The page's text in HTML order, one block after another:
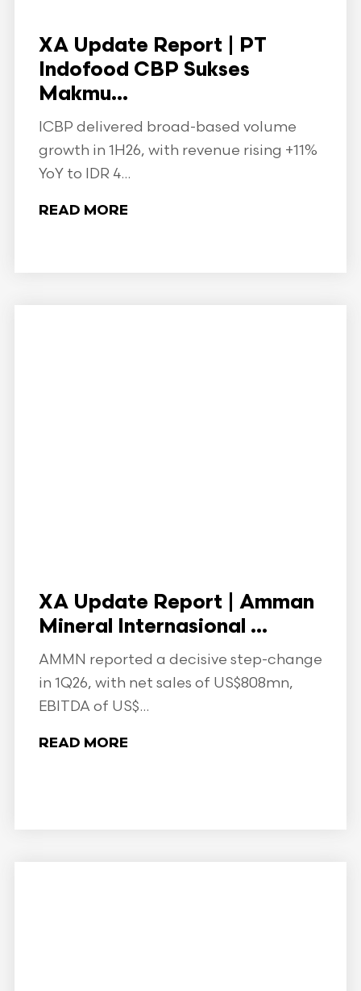
XA Update Report | PT
Indofood CBP Sukses
Makmu...
ICBP delivered broad-based volume
growth in 1H26, with revenue rising +11%
YoY to IDR 4...
READ MORE
XA Update Report | Amman
Mineral Internasional ...
AMMN reported a decisive step-change
in 1Q26, with net sales of US$808mn,
EBITDA of US$...
READ MORE